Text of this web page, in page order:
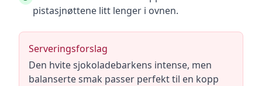
pistasjnøttene litt lenger i ovnen.
Serveringsforslag
Den hvite sjokoladebarkens intense, men
balanserte smak passer perfekt til en kopp